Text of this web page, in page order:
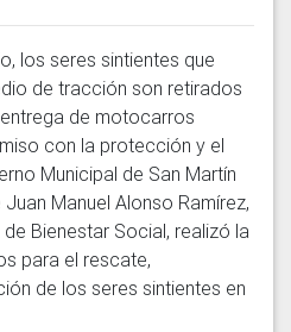
de tracción son retirados
de motocarros
con la protección y el
Municipal de San Martín
Manuel Alonso Ramírez,
Bienestar Social, realizó la
para el rescate,
de los seres sintientes en